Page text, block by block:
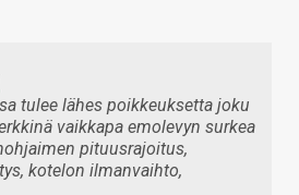
tulee lähes poikkeuksetta joku
vaikkapa emolevyn surkea
pituusrajoitus,
kotelon ilmanvaihto,